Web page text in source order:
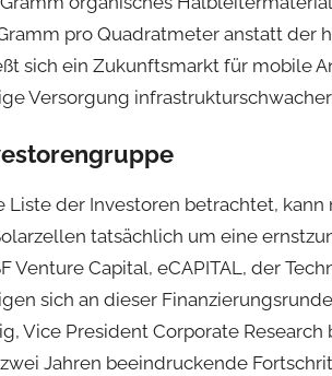
pro Quadratmeter anstatt der
sich ein Zukunftsmarkt für mobile
Versorgung
Liste der Investoren betrachtet,
tatsächlich um eine
Venture Capital, eCAPITAL, der
sich an dieser
Vice President Corporate
Jahren beeindruckende